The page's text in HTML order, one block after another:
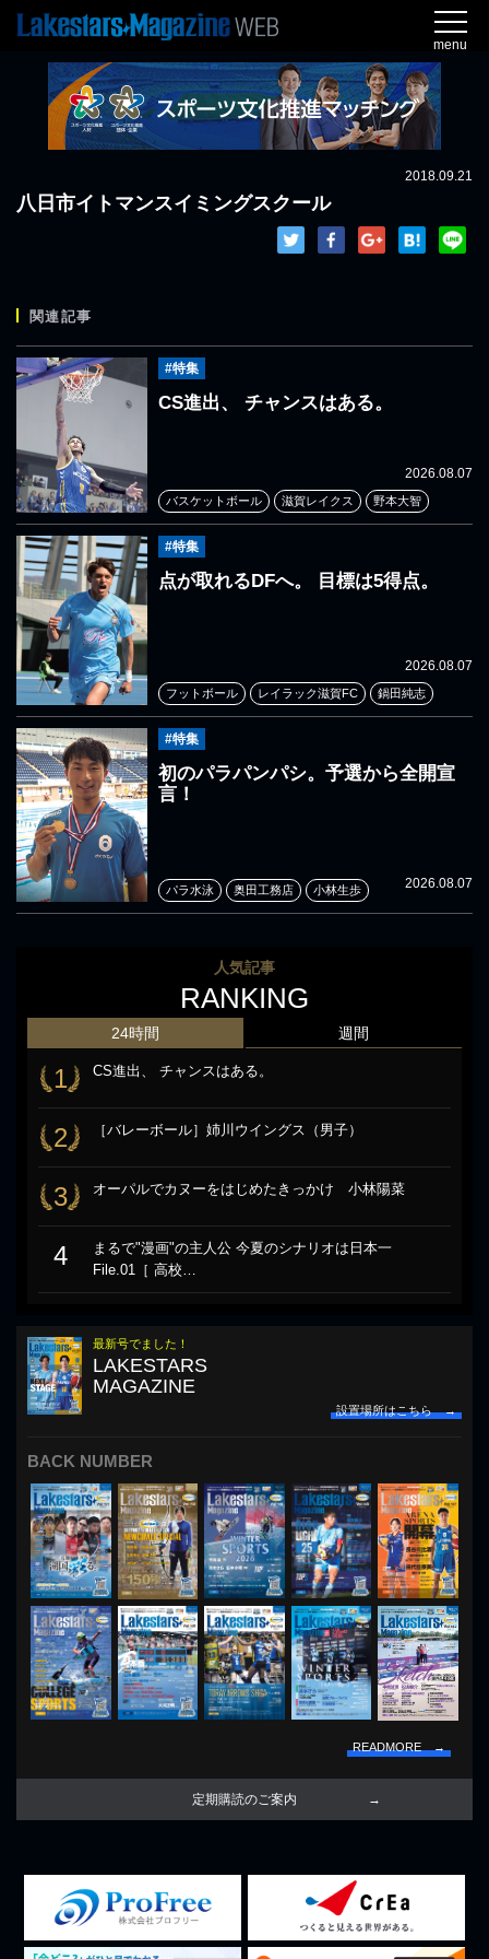
menu
2018.09.21
八日市イトマンスイミングスクール
関連記事
#特集
CS進出、 チャンスはある。
2026.08.07
バスケットボール 滋賀レイクス 野本大智
#特集
点が取れるDFへ。 目標は5得点。
2026.08.07
フットボール レイラック滋賀FC 鍋田純志
#特集
初のパラパンパシ。予選から全開宣
言！
2026.08.07
パラ水泳 奥田工務店 小林生歩
人気記事
RANKING
24時間
1 CS進出、 チャンスはある。
2 ［バレーボール］姉川ウイングス（男子）
3 オーパルでカヌーをはじめたきっかけ 小林陽菜
4
まるで"漫画"の主人公 今夏のシナリオは日本一
File.01［ 高校…
週間
最新号でました！
LAKESTARS
MAGAZINE
設置場所はこちら →
BACK NUMBER
READMORE →
定期購読のご案内